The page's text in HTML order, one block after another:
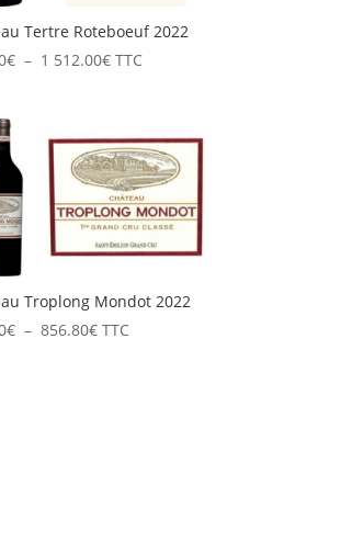
Tertre Roteboeuf 2022
€ – 1 512.00€Plage
252.00€
à
1
512.00€
TTC
Troplong Mondot 2022
€ – 856.80€Plage
TTC